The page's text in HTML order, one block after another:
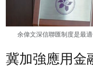
余偉文深信聯匯制度是最
冀加強應用金